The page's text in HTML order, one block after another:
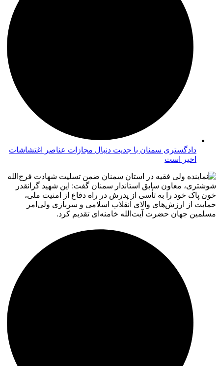
دادگستری سمنان با جدیت دنبال مجازات عناصر اغتشاشات
اخیر است